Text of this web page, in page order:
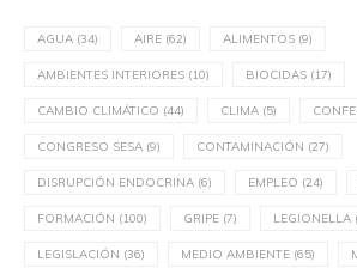
AGUA (34) AIRE (62) ALIMENTOS (9)
AMBIENTES INTERIORES (10) BIOCIDAS (17)
CAMBIO CLIMÁTICO (44) CLIMA (5)
CONGRESO SESA (9) CONTAMINACIÓN (27)
DISRUPCIÓN ENDOCRINA (6) EMPLEO (24)
FORMACIÓN (100) GRIPE (7) LEGIONELLA
LEGISLACIÓN (36) MEDIO AMBIENTE (65)